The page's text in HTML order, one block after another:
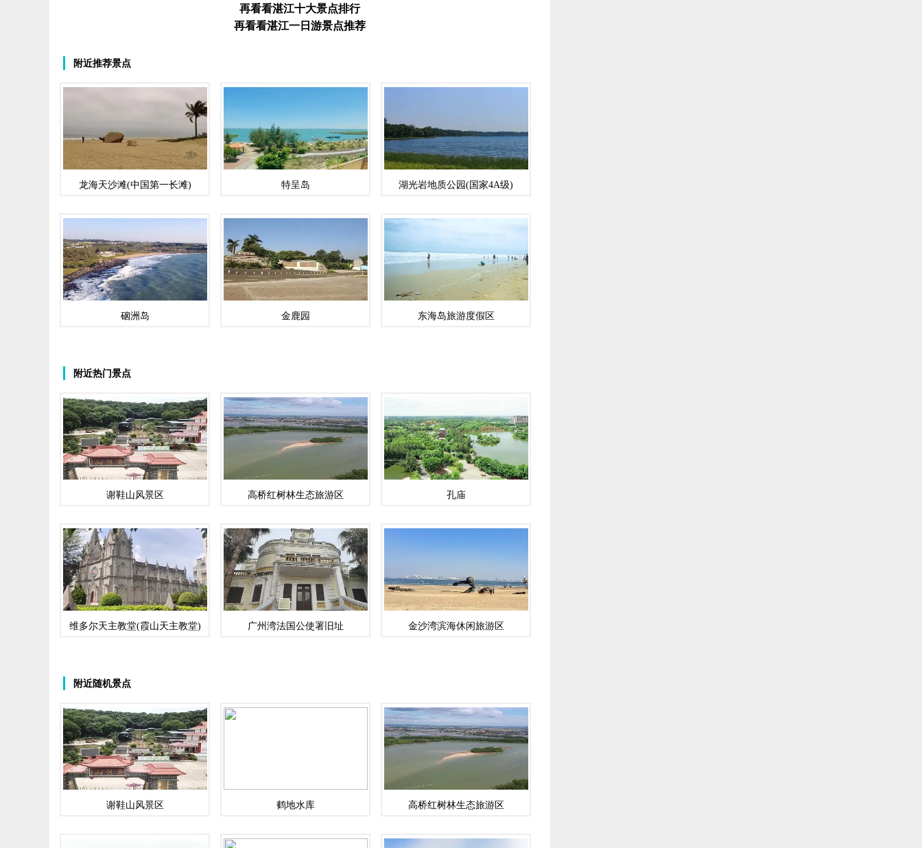
再看看湛江十大景点排行
再看看湛江一日游景点推荐
附近推荐景点
龙海天沙滩(中国第一长滩) 特呈岛 湖光岩地质公园(国家4A级)
硇洲岛 金鹿园 东海岛旅游度假区
附近热门景点
谢鞋山风景区 高桥红树林生态旅游区 孔庙
维多尔天主教堂(霞山天主教堂) 广州湾法国公使署旧址 金沙湾滨海休闲旅游区
附近随机景点
谢鞋山风景区 鹤地水库 高桥红树林生态旅游区